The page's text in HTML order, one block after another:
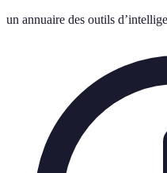
un annuaire des outils